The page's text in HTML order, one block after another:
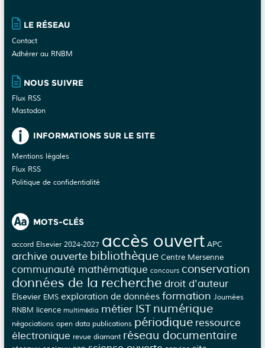
site
LE RÉSEAU
Contact
Adhérer au RNBM
NOUS SUIVRE
Flux RSS
Mastodon
INFORMATIONS SUR LE SITE
Mentions légales
Flux RSS
Politique de confidentialité
MOTS-CLÉS
accord Elsevier 2024-2027 accès ouvert APC
archive ouverte bibliothèque Centre Mersenne
communauté mathématique concours conservation
données de la recherche droit d'auteur
Elsevier EMS exploration de données formation Journées
RNBM licence multimédia métier IST numérique
négociations open data publications périodique ressource
électronique revue diamant réseau documentaire